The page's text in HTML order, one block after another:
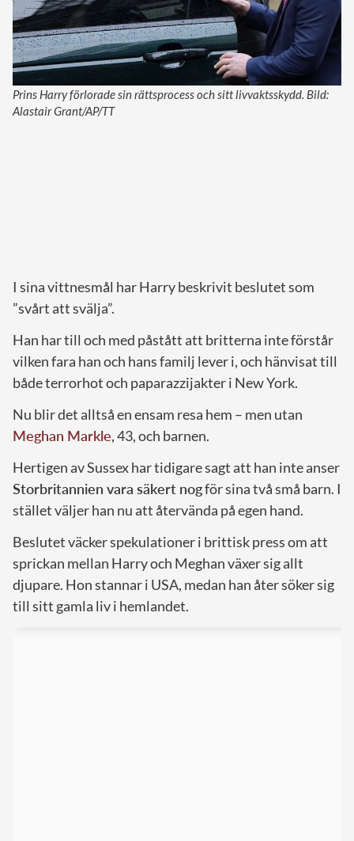
Prins Harry förlorade sin rättsprocess och sitt livvaktsskydd. Bild:
Alastair Grant/AP/TT
I sina vittnesmål har Harry beskrivit beslutet som
”svårt att svälja”.
Han har till och med påstått att britterna inte förstår
vilken fara han och hans familj lever i, och hänvisat till
både terrorhot och paparazzijakter i New York.
Nu blir det alltså en ensam resa hem – men utan
Meghan Markle, 43, och barnen.
Hertigen av Sussex har tidigare sagt att han inte anser
Storbritannien vara säkert nogför sina två små barn. I
stället väljer han nu att återvända på egen hand.
Beslutet väcker spekulationer i brittisk press om att
sprickan mellan Harry och Meghan växer sig allt
djupare. Hon stannar i USA, medan han åter söker sig
till sitt gamla liv i hemlandet.